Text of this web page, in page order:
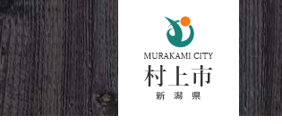
ペ
ー
ジ
の
先
頭
メ
ニ
ュ
ー
を
飛